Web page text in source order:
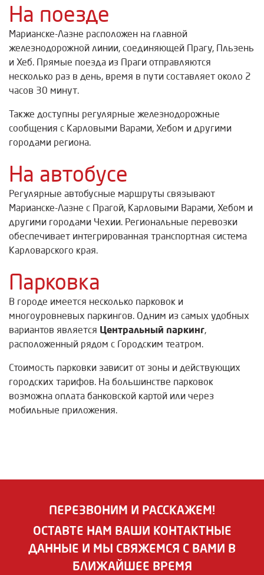
На поезде
Марианске-Лазне расположен на главной
железнодорожной линии, соединяющей Прагу, Пльзень
и Хеб. Прямые поезда из Праги отправляются
несколько раз в день, время в пути составляет около 2
часов 30 минут.
Также доступны регулярные железнодорожные
сообщения с Карловыми Варами, Хебом и другими
городами региона.
На автобусе
Регулярные автобусные маршруты связывают
Марианске-Лазне с Прагой, Карловыми Варами, Хебом и
другими городами Чехии. Региональные перевозки
обеспечивает интегрированная транспортная система
Карловарского края.
Парковка
В городе имеется несколько парковок и
многоуровневых паркингов. Одним из самых удобных
вариантов является Центральный паркинг,
расположенный рядом с Городским театром.
Стоимость парковки зависит от зоны и действующих
городских тарифов. На большинстве парковок
возможна оплата банковской картой или через
мобильные приложения.
ПЕРЕЗВОНИМ И РАССКАЖЕМ!
ОСТАВТЕ НАМ ВАШИ КОНТАКТНЫЕ
ДАННЫЕ И МЫ СВЯЖЕМСЯ С ВАМИ В
БЛИЖАЙШЕЕ ВРЕМЯ